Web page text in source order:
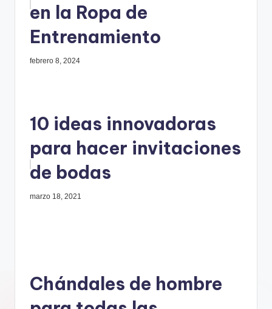
en la Ropa de
Entrenamiento
febrero 8, 2024
10 ideas innovadoras
para hacer invitaciones
de bodas
marzo 18, 2021
Chándales de hombre